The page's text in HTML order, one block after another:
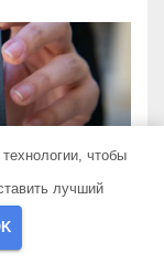
чтобы
лучший